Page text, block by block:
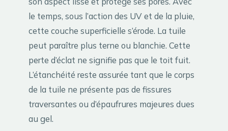
le temps, sous l’action des UV et de la pluie,
cette couche superficielle s’érode. La tuile
peut paraître plus terne ou blanchie. Cette
perte d’éclat ne signifie pas que le toit fuit.
L’étanchéité reste assurée tant que le corps
de la tuile ne présente pas de fissures
traversantes ou d’épaufrures majeures dues
au gel.